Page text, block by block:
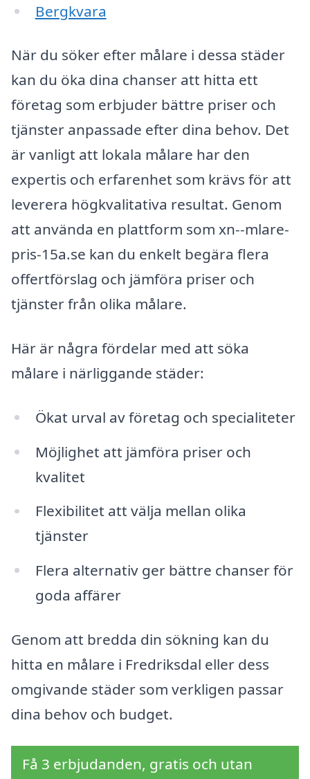
Bergkvara
När du söker efter målare i dessa städer
kan du öka dina chanser att hitta ett
företag som erbjuder bättre priser och
tjänster anpassade efter dina behov. Det
är vanligt att lokala målare har den
expertis och erfarenhet som krävs för att
leverera högkvalitativa resultat. Genom
att använda en plattform som xn--mlare-
pris-15a.se kan du enkelt begära flera
offertförslag och jämföra priser och
tjänster från olika målare.
Här är några fördelar med att söka
målare i närliggande städer:
Ökat urval av företag och specialiteter
Möjlighet att jämföra priser och
kvalitet
Flexibilitet att välja mellan olika
tjänster
Flera alternativ ger bättre chanser för
goda affärer
Genom att bredda din sökning kan du
hitta en målare i Fredriksdal eller dess
omgivande städer som verkligen passar
dina behov och budget.
Få 3 erbjudanden, gratis och utan